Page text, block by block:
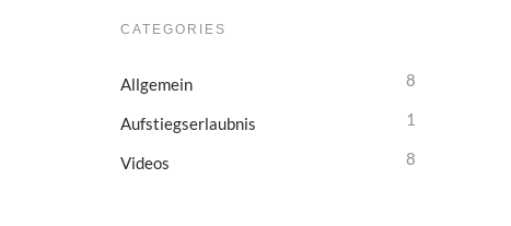
CATEGORIES
Allgemein 8
Aufstiegserlaubnis 1
Videos 8